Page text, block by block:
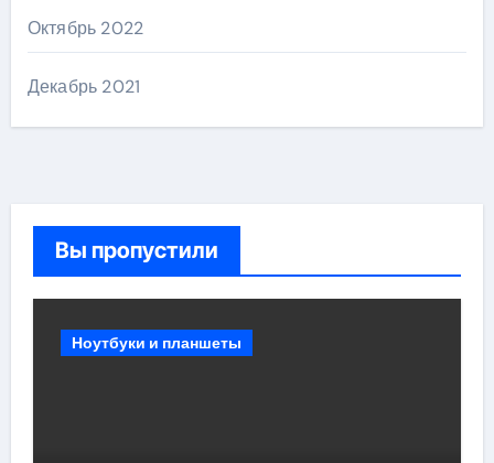
Октябрь 2022
Декабрь 2021
Вы пропустили
Ноутбуки и планшеты